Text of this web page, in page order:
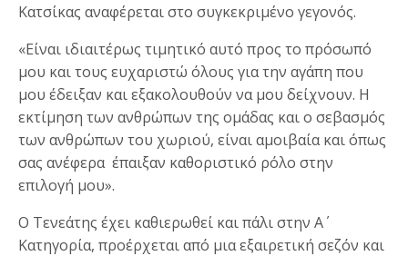
Κατσίκας αναφέρεται στο συγκεκριμένο γεγονός.
«Είναι ιδιαιτέρως τιμητικό αυτό προς το πρόσωπό
μου και τους ευχαριστώ όλους για την αγάπη που
μου έδειξαν και εξακολουθούν να μου δείχνουν. Η
εκτίμηση των ανθρώπων της ομάδας και ο σεβασμός
των ανθρώπων του χωριού, είναι αμοιβαία και όπως
σας ανέφερα έπαιξαν καθοριστικό ρόλο στην
επιλογή μου».
Ο Τενεάτης έχει καθιερωθεί και πάλι στην Α΄
Κατηγορία, προέρχεται από μια εξαιρετική σεζόν και